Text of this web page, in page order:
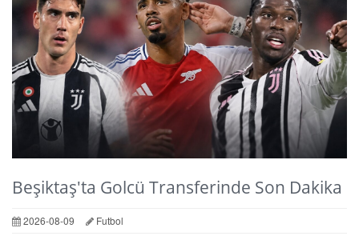
Beşiktaş'ta Golcü Transferinde Son Dakika
2026-08-09 Futbol